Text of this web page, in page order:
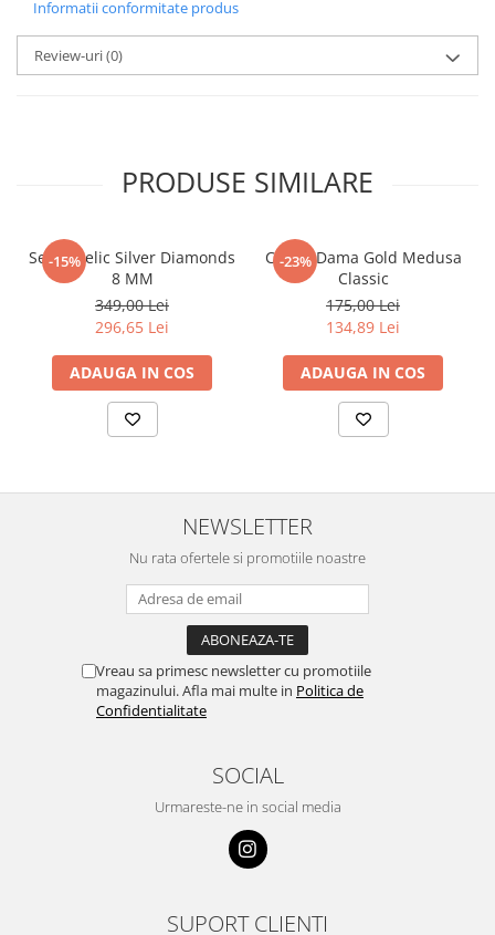
Informatii conformitate produs
Review-uri(0)
PRODUSE SIMILARE
-15%
Set Angelic Silver Diamonds
8 MM
349,00 Lei
296,65 Lei
ADAUGA IN COS
-23%
Cercei Dama Gold Medusa
Classic
175,00 Lei
134,89 Lei
ADAUGA IN COS
NEWSLETTER
Nu rata ofertele si promotiile noastre
Vreau sa primesc newsletter cu promotiile
magazinului. Afla mai multe in Politica de
Confidentialitate
SOCIAL
Urmareste-ne in social media
SUPORT CLIENTI